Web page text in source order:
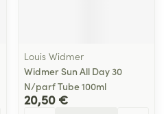
Louis Widmer
Widmer Sun All Day 30
N/parf Tube 100ml
20,50 €